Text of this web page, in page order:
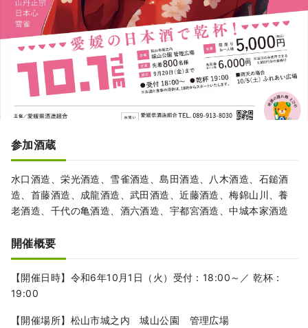
参加酒蔵
水口酒造、栄光酒造、雪雀酒造、島田酒造、八木酒造、石鎚酒
造、首藤酒造、成龍酒造、武田酒造、近藤酒造、梅錦山川、養
老酒造、千代の亀酒造、酒六酒造、宇都宮酒造、中城本家酒造
開催概要
【開催日時】令和6年10月1日（火）受付：18:00～／ 乾杯：
19:00
【開催場所】松山市城之内 城山公園 管理広場